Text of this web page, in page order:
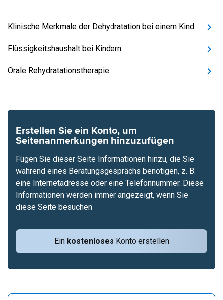
Klinische Merkmale der Dehydratation bei einem Kind
Flüssigkeitshaushalt bei Kindern
Orale Rehydratationstherapie
Erstellen Sie ein Konto, um
Seitenanmerkungen hinzuzufügen
Ein kostenloses Konto erstellen
Fügen Sie dieser Seite Informationen hinzu, die Sie
während eines Beratungsgesprächs benötigen, z. B.
eine Internetadresse oder eine Telefonnummer. Diese
Informationen werden immer angezeigt, wenn Sie
diese Seite besuchen